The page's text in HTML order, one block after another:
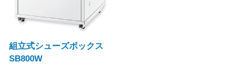
組立式シューズボックス
SB800W